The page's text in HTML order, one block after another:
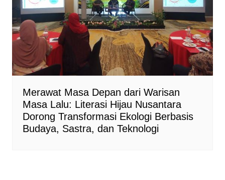
Merawat Masa Depan dari Warisan
Masa Lalu: Literasi Hijau Nusantara
Dorong Transformasi Ekologi Berbasis
Budaya, Sastra, dan Teknologi